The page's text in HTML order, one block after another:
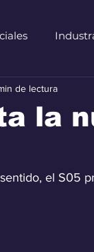
la
de lectura
el S05